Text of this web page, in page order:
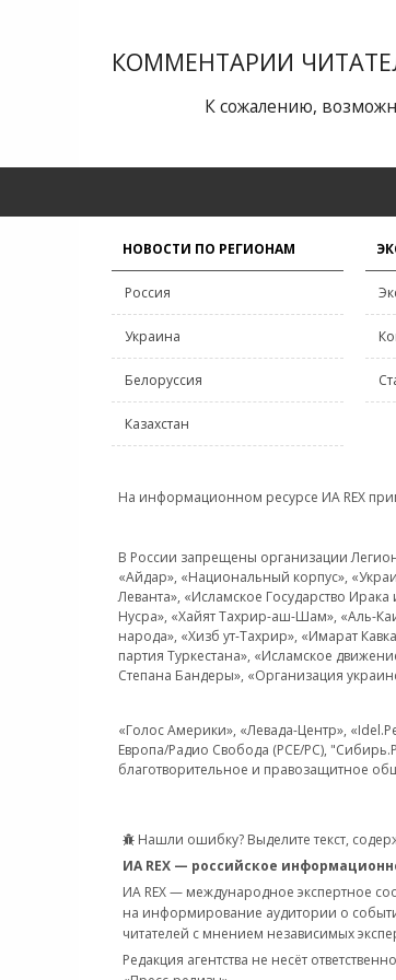
КОММЕНТАРИИ
К сожалению,
НОВОСТИ ПО РЕГИОНАМ
Россия
Украина
Белоруссия
Казахстан
На информационном ресурсе ИА REX
В России запрещены организации
«Айдар», «Национальный корпус»,
Леванта», «Исламское Государство
Нусра», «Хайят Тахрир-аш-Шам», «Аль-
народа», «Хизб ут-Тахрир», «Имарат
партия Туркестана», «Исламское
Степана Бандеры», «Организация
«Голос Америки», «Левада-Центр»,
Европа/Радио Свобода (PCE/PC),
благотворительное и правозащитное
Нашли ошибку? Выделите текст,
ИА REX — российское
ИА REX — международное экспертное
на информирование аудитории о
читателей с мнением независимых
Редакция агентства не несёт